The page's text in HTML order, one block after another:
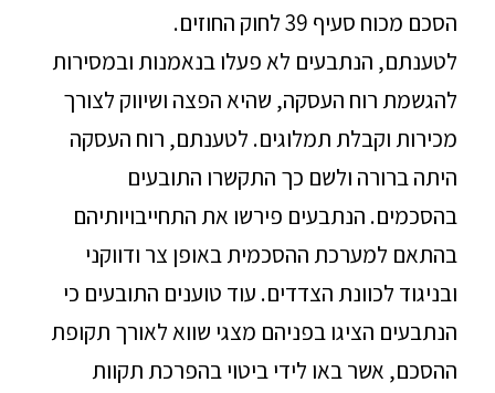
הסכם מכוח סעיף 39 לחוק החוזים.
לטענתם, הנתבעים לא פעלו בנאמנות ובמסירות
להגשמת רוח העסקה, שהיא הפצה ושיווק לצורך
מכירות וקבלת תמלוגים. לטענתם, רוח העסקה
היתה ברורה ולשם כך התקשרו התובעים
בהסכמים. הנתבעים פירשו את התחייבויותיהם
בהתאם למערכת ההסכמית באופן צר ודווקני
ובניגוד לכוונת הצדדים. עוד טוענים התובעים כי
הנתבעים הציגו בפניהם מצגי שווא לאורך תקופת
ההסכם, אשר באו לידי ביטוי בהפרכת תקוות